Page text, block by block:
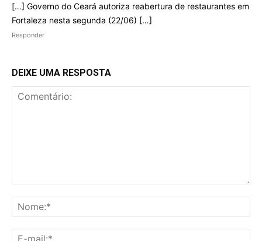
[…] Governo do Ceará autoriza reabertura de restaurantes em
Fortaleza nesta segunda (22/06) […]
Responder
DEIXE UMA RESPOSTA